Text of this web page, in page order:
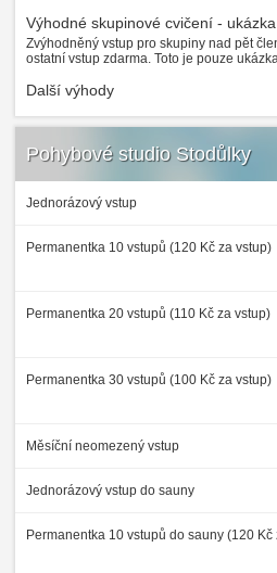
Výhodné skupinové cvičení - ukázka
Zvýhodněný vstup pro skupiny nad pět
ostatní vstup zdarma. Toto je pouze ukázka.
Další výhody
Pohybové studio Stodůlky
Jednorázový vstup
Permanentka 10 vstupů (120 Kč za vstup)
Permanentka 20 vstupů (110 Kč za vstup)
Permanentka 30 vstupů (100 Kč za vstup)
Měsíční neomezený vstup
Jednorázový vstup do sauny
Permanentka 10 vstupů do sauny (120 Kč